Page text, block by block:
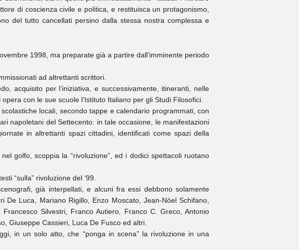
di coscienza civile e politica, e restituisca un protagonismo,
del tutto cancellati persino dalla stessa nostra complessa e
1998, ma preparate già a partire dall’imminente periodo
ad altrettanti scrittori.
acquisito per l’iniziativa, e successivamente, itineranti, nelle
con le sue scuole l’Istituto Italiano per gli Studi Filosofici.
locali, secondo tappe e calendario programmati, con
napoletani del Settecento: in tale occasione, le manifestazioni
in altrettanti spazi cittadini, identificati come spazi della
golfo, scoppia la “rivoluzione”, ed i dodici spettacoli ruotano
“sulla” rivoluzione del ‘99.
già interpellati, e alcuni fra essi debbono solamente
Luca, Mariano Rigillo, Enzo Moscato, Jean-Nöel Schifano,
Silvestri, Franco Autiero, Franco C. Greco, Antonio
Giuseppe Cassieri, Luca De Fusco ed altri.
in un solo atto, che “ponga in scena” la rivoluzione in una